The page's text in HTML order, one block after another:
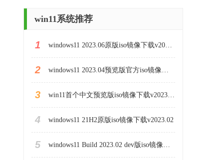
win11系统推荐
1 windows11 2023.06原版iso镜像下载v2023.06
2 windows11 2023.04预览版官方iso镜像下载
3 win11首个中文预览版iso镜像下载v2023.03
4 windows11 21H2原版iso镜像下载v2023.02
5 windows11 Build 2023.02 dev版iso镜像下载地址